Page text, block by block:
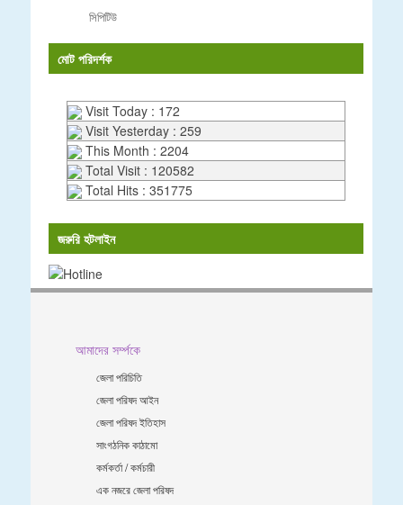
সিপিটিউ
মোট পরিদর্শক
Visit Today : 172
Visit Yesterday : 259
This Month : 2204
Total Visit : 120582
Total Hits : 351775
জরুরি হটলাইন
আমাদের সর্ম্পকে
জেলা পরিচিতি
জেলা পরিষদ আইন
জেলা পরিষদ ইতিহাস
সাংগঠনিক কাঠামো
কর্মকর্তা / কর্মচারী
এক নজরে জেলা পরিষদ